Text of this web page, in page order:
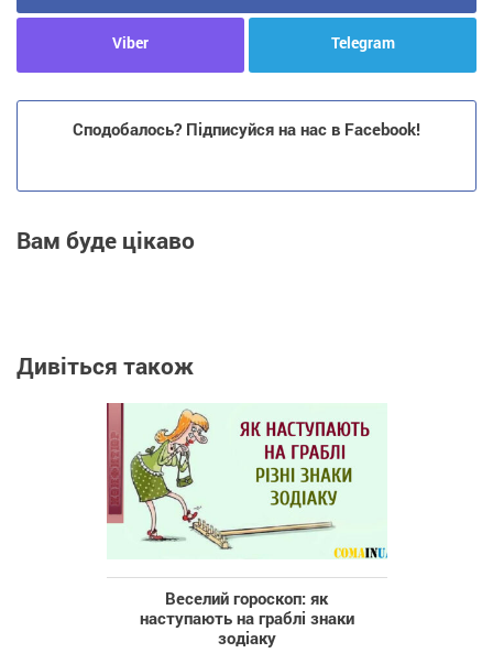
Viber Telegram
Сподобалось? Підписуйся на нас в Facebook!
Вам буде цікаво
Дивіться також
Веселий гороскоп: як
наступають на граблі знаки
зодіаку